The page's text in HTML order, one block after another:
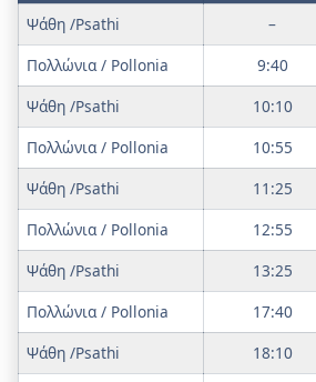
Ψάθη /Psathi
–
Πολλώνια / Pollonia
9:40
Ψάθη /Psathi
10:10
Πολλώνια / Pollonia
10:55
Ψάθη /Psathi
11:25
Πολλώνια / Pollonia
12:55
Ψάθη /Psathi
13:25
Πολλώνια / Pollonia
17:40
Ψάθη /Psathi
18:10